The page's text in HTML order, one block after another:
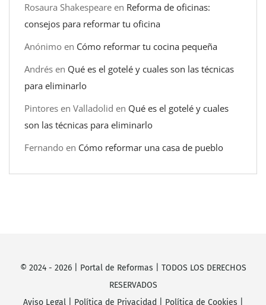
Rosaura Shakespeare en Reforma de oficinas:
consejos para reformar tu oficina
Anónimo en Cómo reformar tu cocina pequeña
Andrés en Qué es el gotelé y cuales son las técnicas
para eliminarlo
Pintores en Valladolid en Qué es el gotelé y cuales
son las técnicas para eliminarlo
Fernando en Cómo reformar una casa de pueblo
© 2024 - 2026| Portal de Reformas | TODOS LOS DERECHOS
RESERVADOS
Aviso Legal| Política de Privacidad Política de Cookies